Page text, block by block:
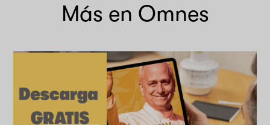
Más en Omnes